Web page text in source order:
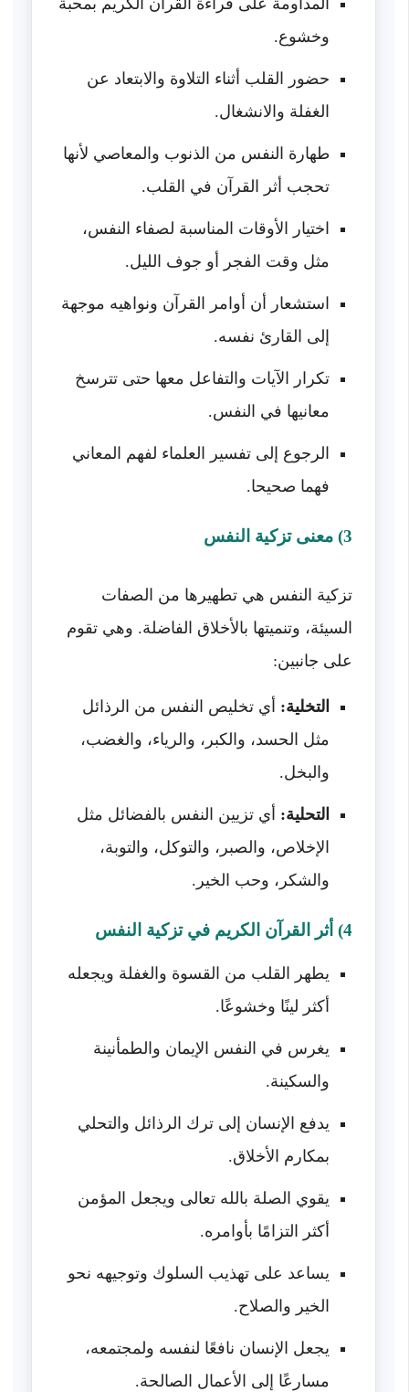
المداومة على قراءة القرآن الكريم بمحبة
وخشوع.
حضور القلب أثناء التلاوة والابتعاد عن
الغفلة والانشغال.
طهارة النفس من الذنوب والمعاصي لأنها
تحجب أثر القرآن في القلب.
اختيار الأوقات المناسبة لصفاء النفس،
مثل وقت الفجر أو جوف الليل.
استشعار أن أوامر القرآن ونواهيه موجهة
إلى القارئ نفسه.
تكرار الآيات والتفاعل معها حتى تترسخ
معانيها في النفس.
الرجوع إلى تفسير العلماء لفهم المعاني
فهما صحيحا.
3) معنى تزكية النفس
تزكية النفس هي تطهيرها من الصفات
السيئة، وتنميتها بالأخلاق الفاضلة. وهي تقوم
على جانبين:
التخلية: أي تخليص النفس من الرذائل
مثل الحسد، والكبر، والرياء، والغضب،
والبخل.
التحلية: أي تزيين النفس بالفضائل مثل
الإخلاص، والصبر، والتوكل، والتوبة،
والشكر، وحب الخير.
4) أثر القرآن الكريم في تزكية النفس
يطهر القلب من القسوة والغفلة ويجعله
أكثر لينًا وخشوعًا.
يغرس في النفس الإيمان والطمأنينة
والسكينة.
يدفع الإنسان إلى ترك الرذائل والتحلي
بمكارم الأخلاق.
يقوي الصلة بالله تعالى ويجعل المؤمن
أكثر التزامًا بأوامره.
يساعد على تهذيب السلوك وتوجيهه نحو
الخير والصلاح.
يجعل الإنسان نافعًا لنفسه ولمجتمعه،
مسارعًا إلى الأعمال الصالحة.